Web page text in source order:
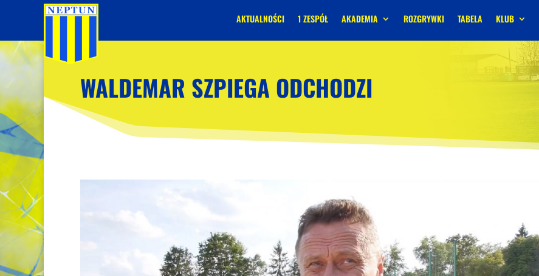
AKTUALNOŚCI 1 ZESPÓŁ AKADEMIA ROZGRYWKI TABELA KLUB
WALDEMAR SZPIEGA ODCHODZI